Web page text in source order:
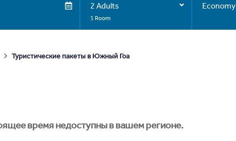
2 Adults
1 Room
Economy
Туристические пакеты в Южный Гоа
время недоступны в вашем регионе.